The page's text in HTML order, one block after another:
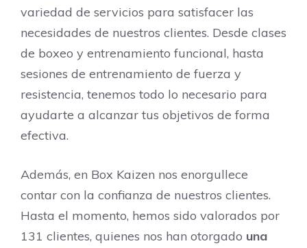
variedad de servicios para satisfacer las
necesidades de nuestros clientes. Desde clases
de boxeo y entrenamiento funcional, hasta
sesiones de entrenamiento de fuerza y
resistencia, tenemos todo lo necesario para
ayudarte a alcanzar tus objetivos de forma
efectiva.
Además, en Box Kaizen nos enorgullece
contar con la confianza de nuestros clientes.
Hasta el momento, hemos sido valorados por
131 clientes, quienes nos han otorgado una